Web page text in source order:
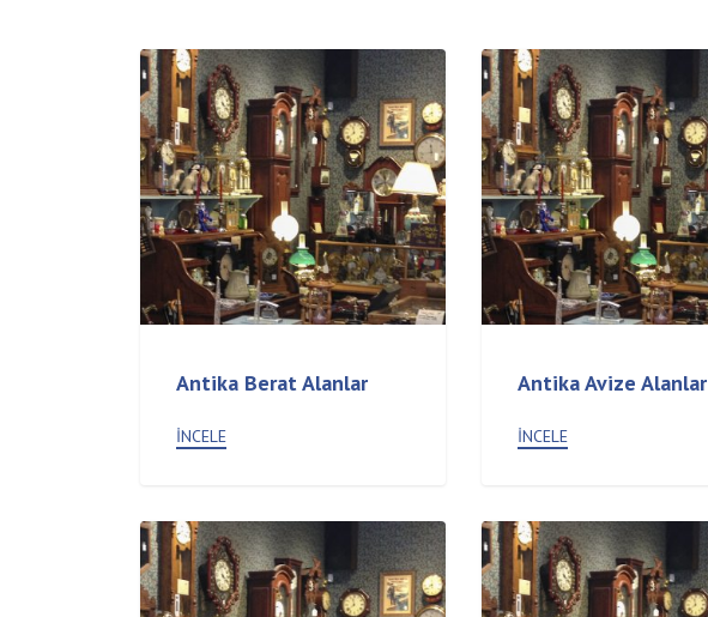
Antika Berat Alanlar
İNCELE
Antika Avize Alanlar
İNCELE